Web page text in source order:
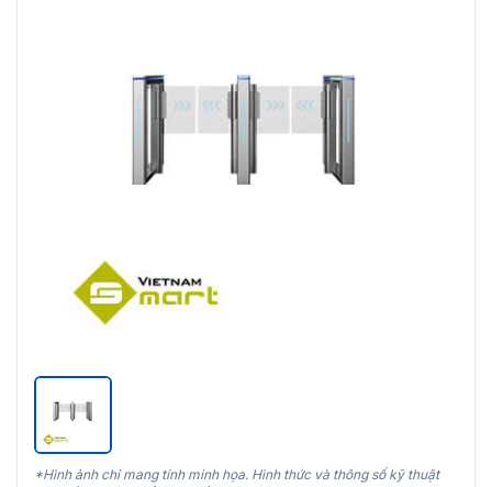
*Hình ảnh chỉ mang tính minh họa. Hình thức và thông số kỹ thuật